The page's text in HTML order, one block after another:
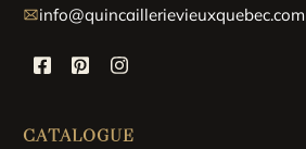
info@quincaillerievieuxquebec.com
CATALOGUE